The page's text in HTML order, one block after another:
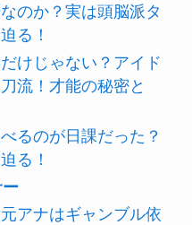
のか？実は頭脳派タ
る！
けじゃない？アイド
流！才能の秘密と
るのが日課だった？
る！
アナはギャンブル依